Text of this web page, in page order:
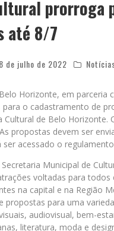
prorroga
até 8/7
8 de julho de 2022
Horizonte, em
para o cadastramento de
Cultural de Belo
propostas devem ser
acessado o
Municipal de
voltadas para
na capital e na Região
propostas para uma
audiovisual, bem-
literatura, moda e